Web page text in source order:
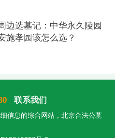
边选墓记：中华永久陵园
施孝园该怎么选？
联系我们
信息的综合网站，北京合法公墓